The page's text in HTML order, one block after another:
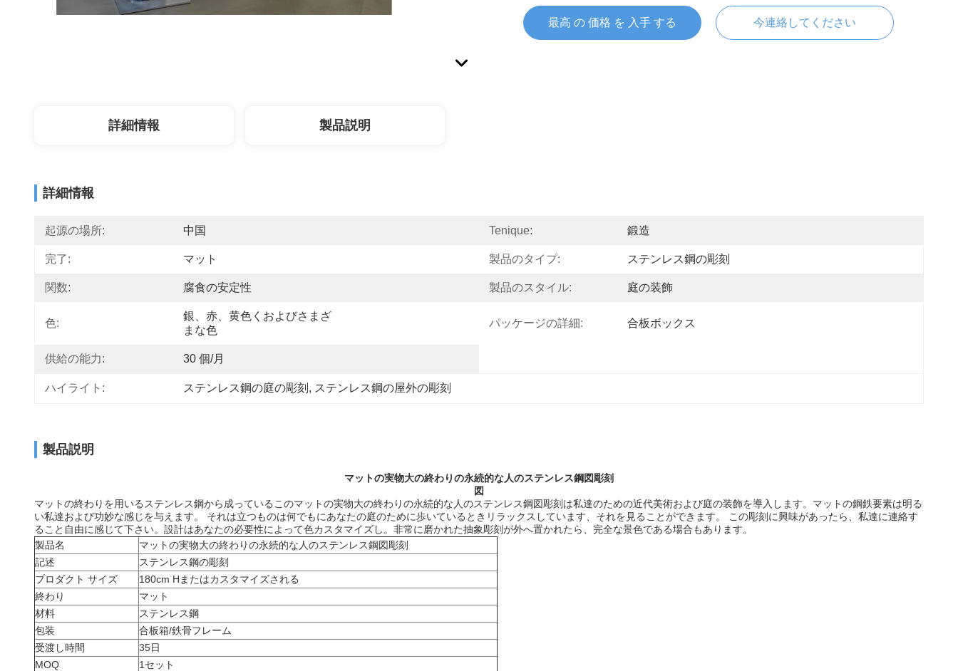
最高 の 価格 を 入手 する 今連絡してください
詳細情報 製品説明
詳細情報
起源の場所: 中国 Tenique: 鍛造
完了: マット 製品のタイプ: ステンレス鋼の彫刻
関数: 腐食の安定性 製品のスタイル: 庭の装飾
色:
銀、赤、黄色くおよびさまざ
まな色
パッケージの詳細: 合板ボックス
供給の能力: 30 個/月
ハイライト: ステンレス鋼の庭の彫刻 , ステンレス鋼の屋外の彫刻
製品説明
マットの実物大の終わりの永続的な人のステンレス鋼図彫刻
図
マットの終わりを用いるステンレス鋼から成っているこのマットの実物大の終わりの永続的な人のステンレス鋼図彫刻は私達のための近代美術および庭の装飾を導入します。マットの鋼鉄要素は明る
い私達および功妙な感じを与えます。 それは立つものは何でもにあなたの庭のために歩いているときリラックスしています、 それを見ることができます。 この彫刻に興味があったら、私達に連絡す
ること自由に感じて下さい。設計はあなたの必要性によって色カスタマイズし。非常に磨かれた抽象彫刻が外へ置かれたら、完全な景色である場合もあります。
製品名
マットの実物大の終わりの永続的な人のステンレス鋼図彫刻
記述
ステンレス鋼の彫刻
プロダクト サイズ
180cm Hまたはカスタマイズされる
終わり
マット
材料
ステンレス鋼
包装
合板箱/鉄骨フレーム
受渡し時間
35日
MOQ
1セット